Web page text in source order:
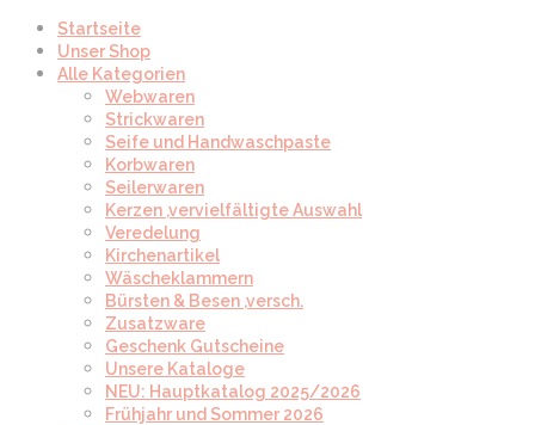
Startseite
Unser Shop
Alle Kategorien
Webwaren
Strickwaren
Seife und Handwaschpaste
Korbwaren
Seilerwaren
Kerzen ,vervielfältigte Auswahl
Veredelung
Kirchenartikel
Wäscheklammern
Bürsten & Besen ,versch.
Zusatzware
Geschenk Gutscheine
Unsere Kataloge
NEU: Hauptkatalog 2025/2026
Frühjahr und Sommer 2026